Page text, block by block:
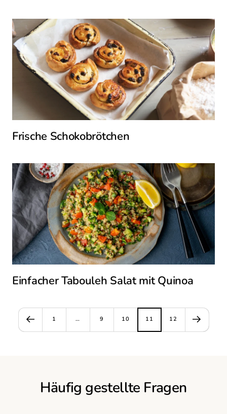
Frische Schokobrötchen
Einfacher Tabouleh Salat mit Quinoa
1 … 9 10 11 12
Häufig gestellte Fragen